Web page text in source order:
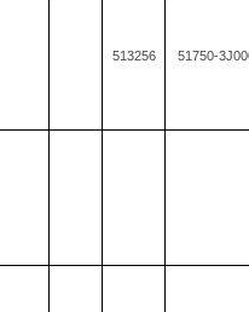
513256 51750-